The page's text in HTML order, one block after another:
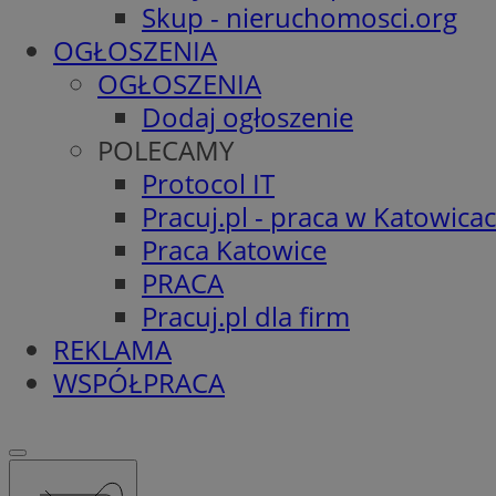
Skup - nieruchomosci.org
OGŁOSZENIA
OGŁOSZENIA
Dodaj ogłoszenie
POLECAMY
Protocol IT
Pracuj.pl - praca w
Praca Katowice
PRACA
Pracuj.pl dla firm
REKLAMA
WSPÓŁPRACA